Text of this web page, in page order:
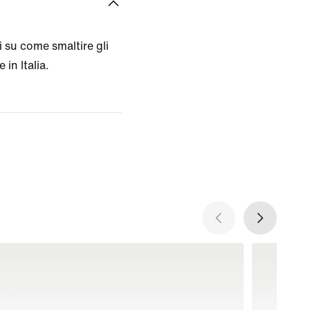
come smaltire gli
in Italia.